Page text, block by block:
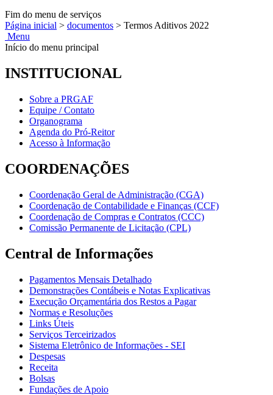
Fim do menu de serviços
Página inicial > documentos > Termos Aditivos 2022
Menu
Início do menu principal
INSTITUCIONAL
Sobre a PRGAF
Equipe / Contato
Organograma
Agenda do Pró-Reitor
Acesso à Informação
COORDENAÇÕES
Coordenação Geral de Administração (CGA)
Coordenação de Contabilidade e Finanças (CCF)
Coordenação de Compras e Contratos (CCC)
Comissão Permanente de Licitação (CPL)
Central de Informações
Pagamentos Mensais Detalhado
Demonstrações Contábeis e Notas Explicativas
Execução Orçamentária dos Restos a Pagar
Normas e Resoluções
Links Úteis
Serviços Terceirizados
Sistema Eletrônico de Informações - SEI
Despesas
Receita
Bolsas
Fundações de Apoio